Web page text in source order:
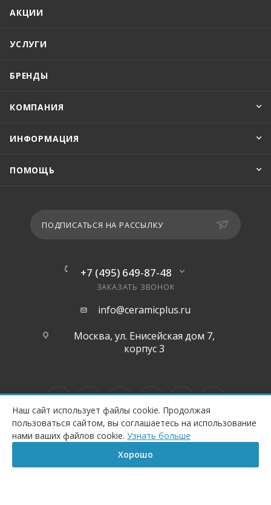
КУПИТЬ
АКЦИИ
УСЛУГИ
БРЕНДЫ
КОМПАНИЯ
ИНФОРМАЦИЯ
ПОМОЩЬ
ПОДПИСАТЬСЯ НА РАССЫЛКУ
+7 (495) 649-87-48
ЗАКАЗАТЬ ЗВОНОК
info@ceramicplus.ru
Москва, ул. Енисейская дом 7,
корпус 3
Все торговые марки каталога принадлежат их владельцам. Копирование
составляющих частей сайта в какой бы то ни было форме без разрешения владельца
авторских прав запрещено.
Данный интернет-магазин носит исключительно информационный характер и ни
Наш сайт использует файлы cookie. Продолжая
пользоваться сайтом, вы соглашаетесь на использование
нами ваших файлов cookie. Узнать больше
Хорошо
Главная Корзина Сравнение Каталог Контакты